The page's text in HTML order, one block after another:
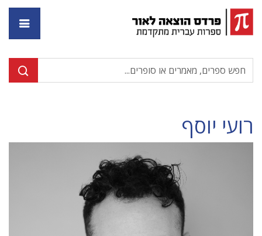
רועי יוסף